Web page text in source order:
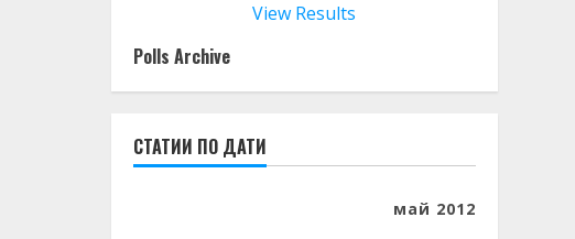
View Results
Polls Archive
СТАТИИ ПО ДАТИ
май 2012